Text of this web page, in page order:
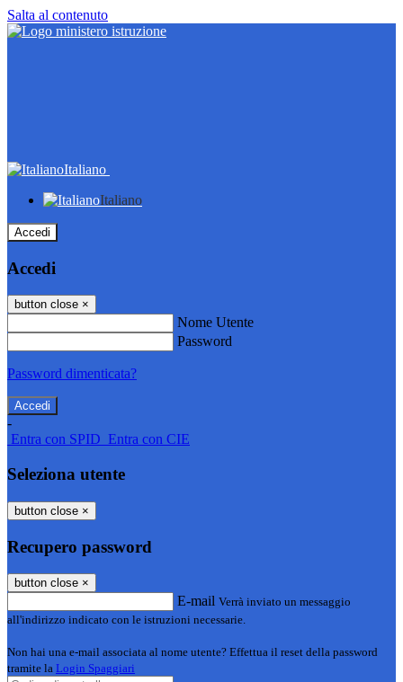
Salta al contenuto
Italiano
Italiano
Accedi
Accedi
button close ×
Nome Utente
Password
Password dimenticata?
-
Entra con SPID Entra con CIE
Seleziona utente
button close ×
Recupero password
button close ×
E-mail Verrà inviato un messaggio
all'indirizzo indicato con le istruzioni necessarie.
Non hai una e-mail associata al nome utente? Effettua il reset della password
tramite la Login Spaggiari